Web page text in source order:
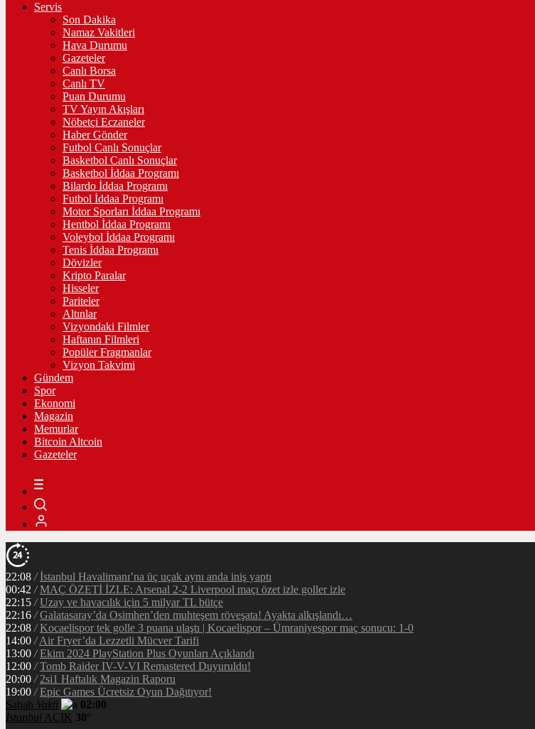
Servis
Son Dakika
Namaz Vakitleri
Hava Durumu
Gazeteler
Canlı Borsa
Canlı TV
Puan Durumu
TV Yayın Akışları
Nöbetçi Eczaneler
Haber Gönder
Futbol Canlı Sonuçlar
Basketbol Canlı Sonuçlar
Basketbol İddaa Programı
Bilardo İddaa Programı
Futbol İddaa Programı
Motor Sporları İddaa Programı
Hentbol İddaa Programı
Voleybol İddaa Programı
Tenis İddaa Programı
Dövizler
Kripto Paralar
Hisseler
Pariteler
Altınlar
Vizyondaki Filmler
Haftanın Filmleri
Popüler Fragmanlar
Vizyon Takvimi
Gündem
Spor
Ekonomi
Magazin
Memurlar
Bitcoin Altcoin
Gazeteler
22:08 / İstanbul Havalimanı’na üç uçak aynı anda iniş yaptı
00:42 / MAÇ ÖZETİ İZLE: Arsenal 2-2 Liverpool maçı özet izle goller izle
22:15 / Uzay ve havacılık için 5 milyar TL bütçe
22:16 / Galatasaray’da Osimhen’den muhteşem röveşata! Ayakta alkışlandı…
22:08 / Kocaelispor tek golle 3 puana ulaştı | Kocaelispor – Ümraniyespor maç sonucu: 1-0
14:00 / Air Fryer’da Lezzetli Mücver Tarifi
13:00 / Ekim 2024 PlayStation Plus Oyunları Açıklandı
12:00 / Tomb Raider IV-V-VI Remastered Duyuruldu!
20:00 / 2si1 Haftalık Magazin Raporu
19:00 / Epic Games Ücretsiz Oyun Dağıtıyor!
Sabah Vakti
02:00
İstanbul AÇIK 30°